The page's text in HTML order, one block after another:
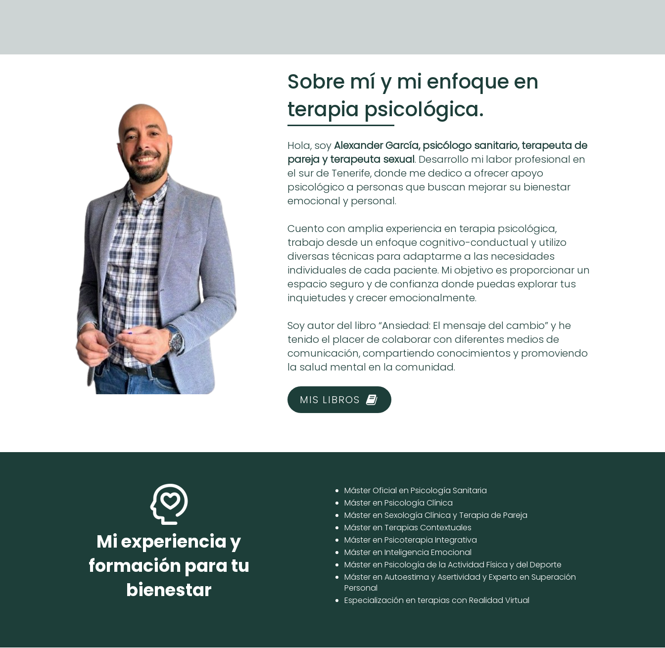
Sobre mí y mi enfoque en
terapia psicológica.
Hola, soyAlexander García, psicólogo sanitario, terapeuta de
pareja y terapeuta sexual. Desarrollo mi labor profesional en
el sur de Tenerife, donde me dedico a ofrecer apoyo
psicológico a personas que buscan mejorar su bienestar
emocional y personal.
Cuento con amplia experiencia en terapia psicológica,
trabajo desde un enfoque cognitivo-conductual y utilizo
diversas técnicas para adaptarme a las necesidades
individuales de cada paciente. Mi objetivo es proporcionar un
espacio seguro y de confianza donde puedas explorar tus
inquietudes y crecer emocionalmente.
Soy autor del libro “Ansiedad: El mensaje del cambio” y he
tenido el placer de colaborar con diferentes medios de
comunicación, compartiendo conocimientos y promoviendo
la salud mental en la comunidad.
MIS LIBROS
Mi experiencia y
formación para tu
bienestar
Máster Oficial en Psicología Sanitaria
Máster en Psicología Clínica
Máster en Sexología Clínica y Terapia de Pareja
Máster en Terapias Contextuales
Máster en Psicoterapia Integrativa
Máster en Inteligencia Emocional
Máster en Psicología de la Actividad Física y del Deporte
Máster en Autoestima y Asertividad y Experto en Superación
Personal
Especialización en terapias con Realidad Virtual